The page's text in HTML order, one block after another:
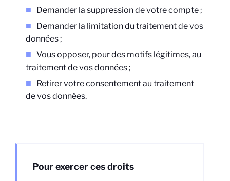
Demander la suppression de votre compte ;
Demander la limitation du traitement de vos
données ;
Vous opposer, pour des motifs légitimes, au
traitement de vos données ;
Retirer votre consentement au traitement
de vos données.
Pour exercer ces droits